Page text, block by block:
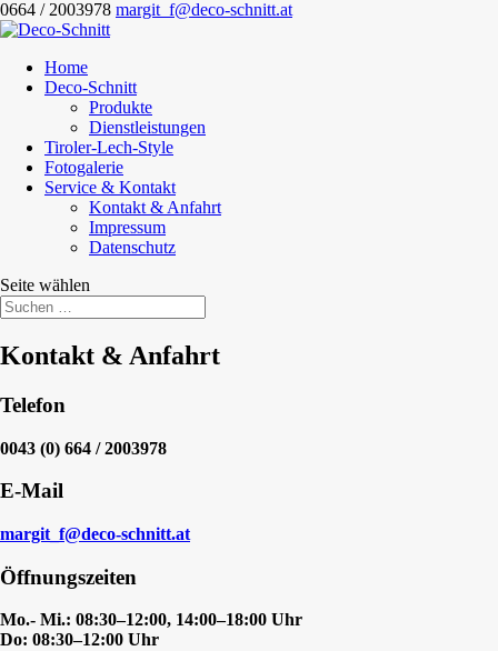
0664 / 2003978 margit_f@deco-schnitt.at
Home
Deco-Schnitt
Produkte
Dienstleistungen
Tiroler-Lech-Style
Fotogalerie
Service & Kontakt
Kontakt & Anfahrt
Impressum
Datenschutz
Seite wählen
Kontakt & Anfahrt
Telefon
0043 (0) 664 / 2003978
E-Mail
margit_f@deco-schnitt.at
Öffnungszeiten
Mo.- Mi.: 08:30–12:00, 14:00–18:00 Uhr
Do: 08:30–12:00 Uhr